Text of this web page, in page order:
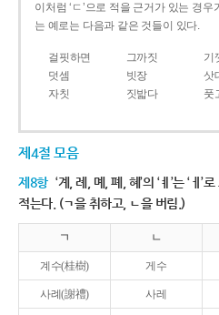
이처럼 ‘ㄷ’으로 적을 근거가 있는 경우
는 예로는 다음과 같은 것들이 있다.
걸핏하면 그까짓 기
덧셈
빗장 삿
자칫
짓밟다 풋
제4절 모음
제8항 ‘계, 례, 몌, 폐, 혜’의 ‘ㅖ’는 ‘ㅔ’
적는다. (ㄱ을 취하고, ㄴ을 버림.)
ㄱ ㄴ
계수(桂樹) 게수
사례(謝禮) 사레